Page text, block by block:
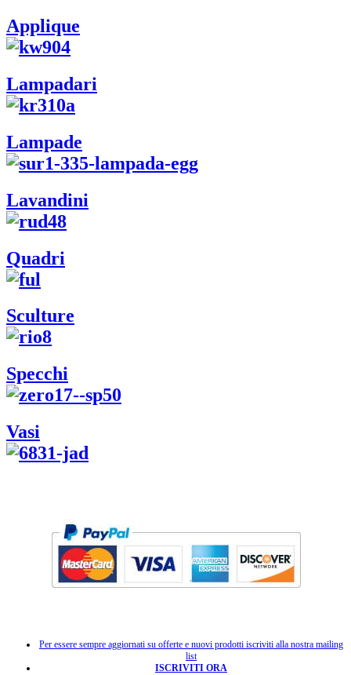
Applique
Lampadari
Lampade
Lavandini
Quadri
Sculture
Specchi
Vasi
Per essere sempre aggiornati su offerte e nuovi prodotti iscriviti alla nostra mailing
list
ISCRIVITI ORA